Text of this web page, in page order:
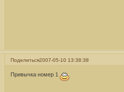
Поделиться2007-05-10 13:38:38
Привычка номер 1